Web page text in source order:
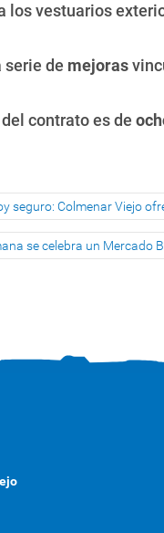
los vestuarios
serie de mejoras
contrato es de
seguro: Colmenar Viejo
se celebra un Mercado